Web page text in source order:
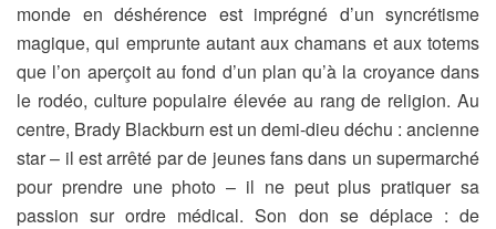
monde en déshérence est imprégné d’un syncrétisme
magique, qui emprunte autant aux chamans et aux totems
que l’on aperçoit au fond d’un plan qu’à la croyance dans
le rodéo, culture populaire élevée au rang de religion. Au
centre, Brady Blackburn est un demi-dieu déchu : ancienne
star – il est arrêté par de jeunes fans dans un supermarché
pour prendre une photo – il ne peut plus pratiquer sa
passion sur ordre médical. Son don se déplace : de